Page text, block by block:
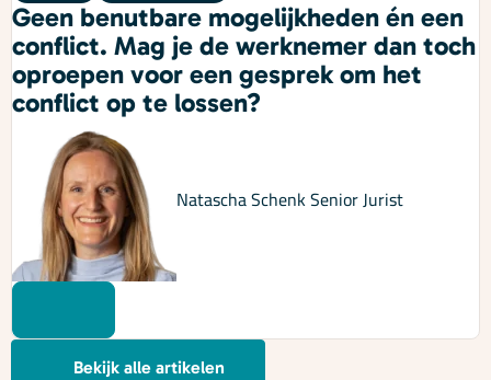
Geen benutbare mogelijkheden én een
conflict. Mag je de werknemer dan toch
oproepen voor een gesprek om het
conflict op te lossen?
Natascha SchenkSenior Jurist
Bekijk alle artikelen